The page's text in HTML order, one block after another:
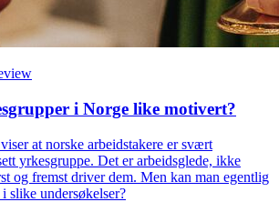
i Norge like motivert?
at norske arbeidstakere er svært
yrkesgruppe. Det er arbeidsglede, ikke
og fremst driver dem. Men kan man egentlig
slike undersøkelser?